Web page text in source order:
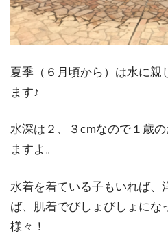
夏季（６月頃から）は水に親
ます♪
水深は２、３cmなので１歳
ますよ。
水着を着ている子もいれば、
ば、肌着でびしょびしょにな
様々！